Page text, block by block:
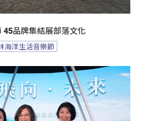
45品牌集結展部落文化
海洋生活音樂節